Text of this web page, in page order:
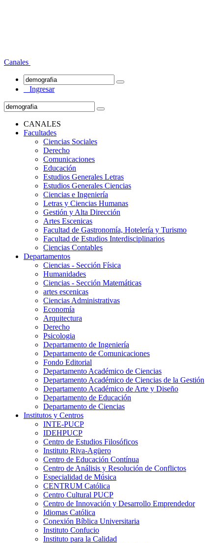
Canales
Ingresar
CANALES
Facultades
Ciencias Sociales
Derecho
Comunicaciones
Educación
Estudios Generales Letras
Estudios Generales Ciencias
Ciencias e Ingeniería
Letras y Ciencias Humanas
Gestión y Alta Dirección
Artes Escenicas
Facultad de Gastronomía, Hotelería y Turismo
Facultad de Estudios Interdisciplinarios
Ciencias Contables
Departamentos
Ciencias - Sección Física
Humanidades
Ciencias - Sección Matemáticas
artes escenicas
Ciencias Administrativas
Economía
Arquitectura
Derecho
Psicologia
Departamento de Ingeniería
Departamento de Comunicaciones
Fondo Editorial
Departamento Académico de Ciencias
Departamento Académico de Ciencias de la Gestión
Departamento Académico de Arte y Diseño
Departamento de Educación
Departamento de Ciencias
Institutos y Centros
INTE-PUCP
IDEHPUCP
Centro de Estudios Filosóficos
Instituto Riva-Agüero
Centro de Educación Contínua
Centro de Análisis y Resolución de Conflictos
Especialidad de Música
CENTRUM Católica
Centro Cultural PUCP
Centro de Innovación y Desarrollo Emprendedor
Idiomas Católica
Conexión Bíblica Universitaria
Instituto Confucio
Instituto para la Calidad